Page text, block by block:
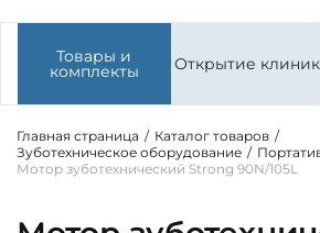
Товары и
комплекты Открытие клиник
Главная страница / Каталог товаров /
Зуботехническое оборудование /
Мотор зуботехнический Strong 90N/105L